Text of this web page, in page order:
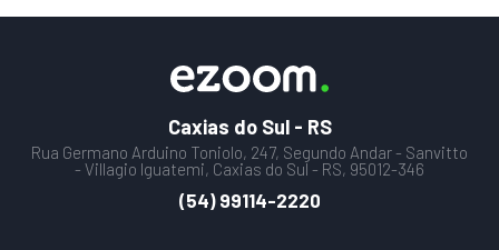
Caxias do Sul - RS
Rua Germano Arduino Toniolo, 247, Segundo Andar - Sanvitto
- Villagio Iguatemi, Caxias do Sul - RS, 95012-346
(54) 99114-2220